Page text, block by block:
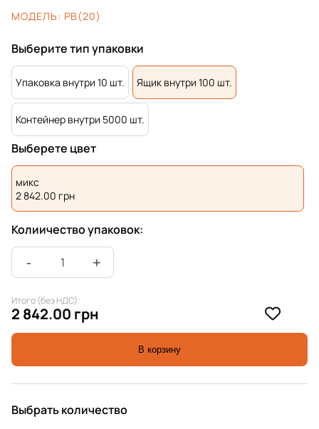
МОДЕЛЬ: PB(20)
Выберите тип упаковки
Упаковка внутри 10 шт. Ящик внутри 100 шт.
Контейнер внутри 5000 шт.
Выберете цвет
микс
2 842.00 грн
Колиичество упаковок:
Итого (без НДС):
2 842.00 грн
В корзину
Выбрать количество